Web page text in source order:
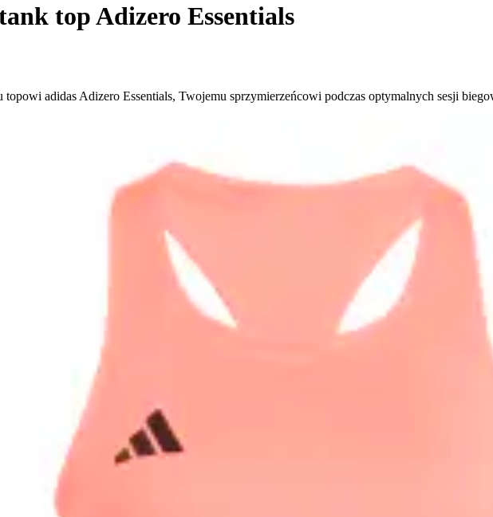
top Adizero Essentials
adidas Adizero Essentials, Twojemu sprzymierzeńcowi podczas optymalnych sesji